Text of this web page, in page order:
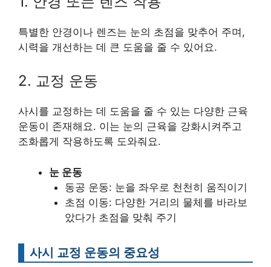
특별한 안경이나 렌즈는 눈의 초점을 맞추어 주며,
시력을 개선하는 데 큰 도움을 줄 수 있어요.
2. 교정 운동
사시를 교정하는 데 도움을 줄 수 있는 다양한 근육
운동이 존재해요. 이는 눈의 근육을 강화시켜주고
조화롭게 작용하도록 도와줘요.
눈 운동
동공 운동: 눈을 좌우로 천천히 움직이기
초점 이동: 다양한 거리의 물체를 바라보
았다가 초점을 맞춰 주기
사시 교정 운동의 중요성